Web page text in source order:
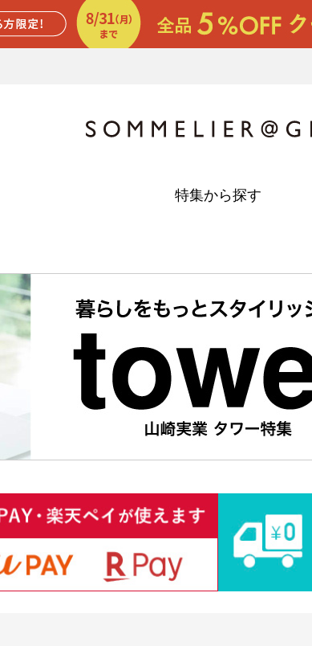
特集から探す